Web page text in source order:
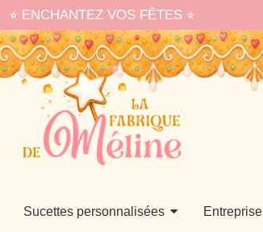
⭐︎ ENCHANTEZ VOS FÊTES ⭐︎
Sucettes personnalisées Entreprise